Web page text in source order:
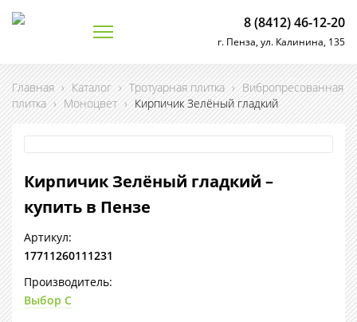
8 (8412) 46-12-20
г. Пенза, ул. Калинина, 135
Главная › Каталог › Тротуарная плитка › Вибропресованная
плитка › Моноцвет › Кирпичик Зелёный гладкий
Кирпичик Зелёный гладкий –
купить в Пензе
Артикул:
17711260111231
Производитель:
Выбор С